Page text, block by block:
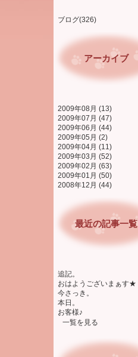
ブログ(326)
アーカイブ
2009年08月 (13)
2009年07月 (47)
2009年06月 (44)
2009年05月 (2)
2009年04月 (11)
2009年03月 (52)
2009年02月 (63)
2009年01月 (50)
2008年12月 (44)
最近の記事一覧
追記。
おはようございまぁす★
今さっき。
本日。
お客様♪
一覧を見る